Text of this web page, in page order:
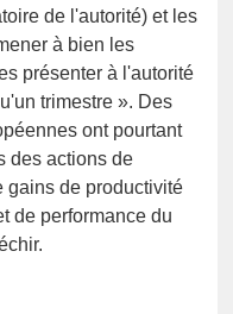
de l'autorité) et les
à bien les
présenter à l'autorité
trimestre ». Des
ont pourtant
des actions de
gains de productivité
de performance du